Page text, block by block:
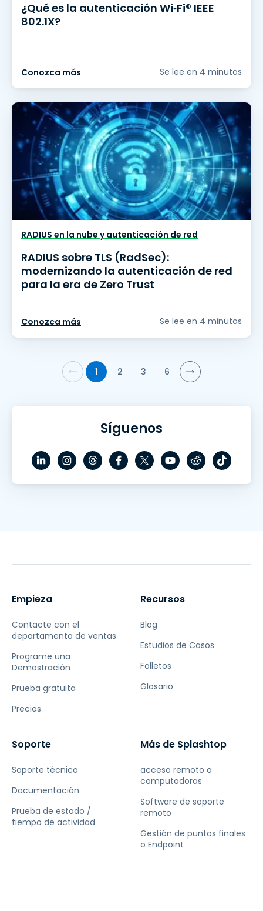
¿Qué es la autenticación Wi‑Fi® IEEE
802.1X?
Conozca más Se lee en 4 minutos
RADIUS en la nube y autenticación de red
RADIUS sobre TLS (RadSec):
modernizando la autenticación de red
para la era de Zero Trust
Conozca más Se lee en 4 minutos
1 2 3 6
Síguenos
Empieza
Contacte con el
departamento de ventas
Programe una
Demostración
Prueba gratuita
Precios
Recursos
Blog
Estudios de Casos
Folletos
Glosario
Soporte
Soporte técnico
Documentación
Prueba de estado /
tiempo de actividad
Más de Splashtop
acceso remoto a
computadoras
Software de soporte
remoto
Gestión de puntos finales
o Endpoint